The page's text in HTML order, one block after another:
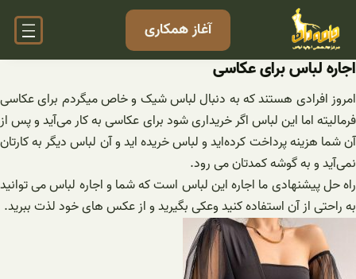
محتوا
آغاز همکاری
اجاره لباس برای عکاسی
امروز افرادی هستند که به دنبال لباس شیک و خاص میگردم برای عکاسی
فرمالیته اما این لباس اگر خریداری شود برای عکاسی به کار می‌آید و پس از
آن شما هزینه پرداخت کرده‌اید و لباس خریده اید و آن لباس دیگر به کارتان
نمی‌آید و به گوشه کمدتان می رود.
راه حل پیشنهادی ما اجاره این لباس است که شما و اجاره لباس می توانید
به راحتی از آن استفاده کنید وعکی بگیرید و از عکس های خود لذت ببرید.